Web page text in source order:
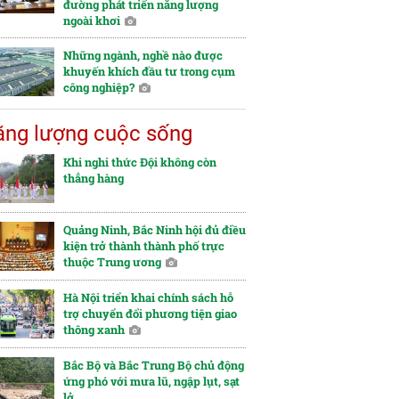
đường phát triển năng lượng
ngoài khơi
Những ngành, nghề nào được
khuyến khích đầu tư trong cụm
công nghiệp?
lượng cuộc sống
Khi nghi thức Đội không còn
thẳng hàng
Quảng Ninh, Bắc Ninh hội đủ điều
kiện trở thành thành phố trực
thuộc Trung ương
Hà Nội triển khai chính sách hỗ
trợ chuyển đổi phương tiện giao
thông xanh
Bắc Bộ và Bắc Trung Bộ chủ động
ứng phó với mưa lũ, ngập lụt, sạt